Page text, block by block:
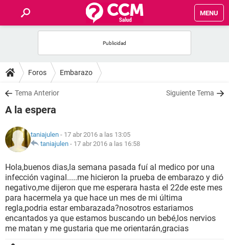
MENU
FOROS
SALUD
NUTRICIÓN
BIENESTAR
SEXUALIDAD
GLOSARIO
Foros Embarazo
Tema Anterior Siguiente Tema
A la espera
taniajulen - 17 abr 2016 a las 13:05
taniajulen - 17 abr 2016 a las 16:58
Hola,buenos dias,la semana pasada fuí al medico por una
infección vaginal.....me hicieron la prueba de embarazo y dió
negativo,me dijeron que me esperara hasta el 22de este mes
para hacermela ya que hace un mes de mi última
regla,podria estar embarazada?nosotros estariamos
encantados ya que estamos buscando un bebé,los nervios
me matan y me gustaria que me orientarán,gracias